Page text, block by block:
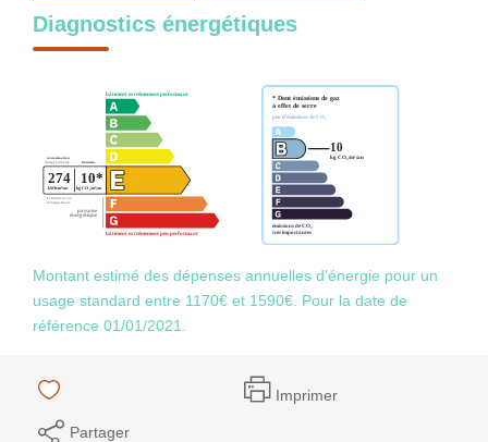
Diagnostics énergétiques
Montant estimé des dépenses annuelles d'énergie pour un
usage standard entre 1170€ et 1590€. Pour la date de
référence 01/01/2021.
Imprimer
Partager